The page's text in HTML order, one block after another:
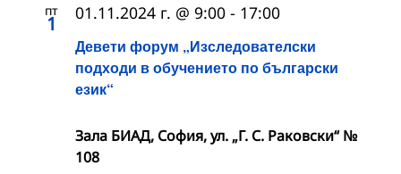
пт
1
Девети форум „Изследователски
подходи в обучението по български
език“
01.11.2024 г. @ 9:00 - 17:00
Зала БИАД, София, ул. „Г. С. Раковски“ №
108